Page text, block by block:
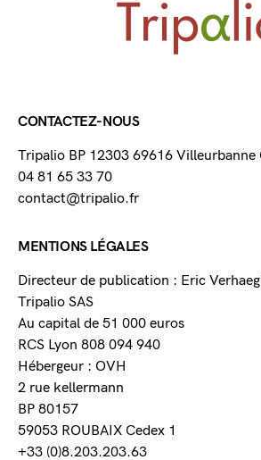
CONTACTEZ-NOUS
Tripalio BP 12303 69616 Villeurbanne
04 81 65 33 70
contact@tripalio.fr
MENTIONS LÉGALES
Directeur de publication : Eric
Tripalio SAS
Au capital de 51 000 euros
RCS Lyon 808 094 940
Hébergeur : OVH
2 rue kellermann
BP 80157
59053 ROUBAIX Cedex 1
+33 (0)8.203.203.63